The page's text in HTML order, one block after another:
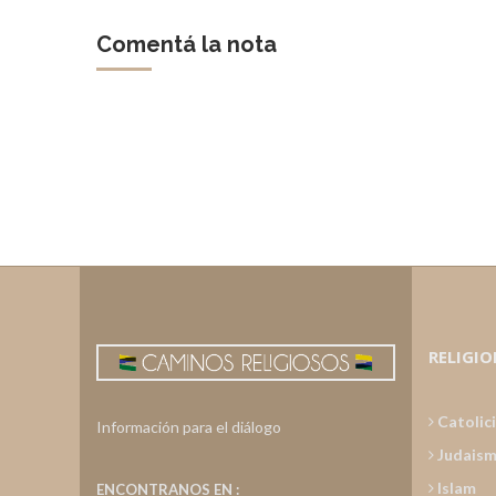
Comentá la nota
Información para el diálogo
ENCONTRANOS EN :
Islam